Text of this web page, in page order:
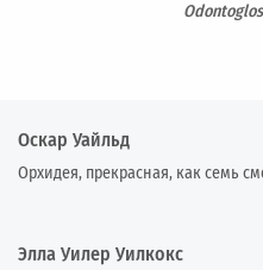
Оскар Уайльд
Орхидея, прекрасная, как семь
Элла Уилер Уилкокс